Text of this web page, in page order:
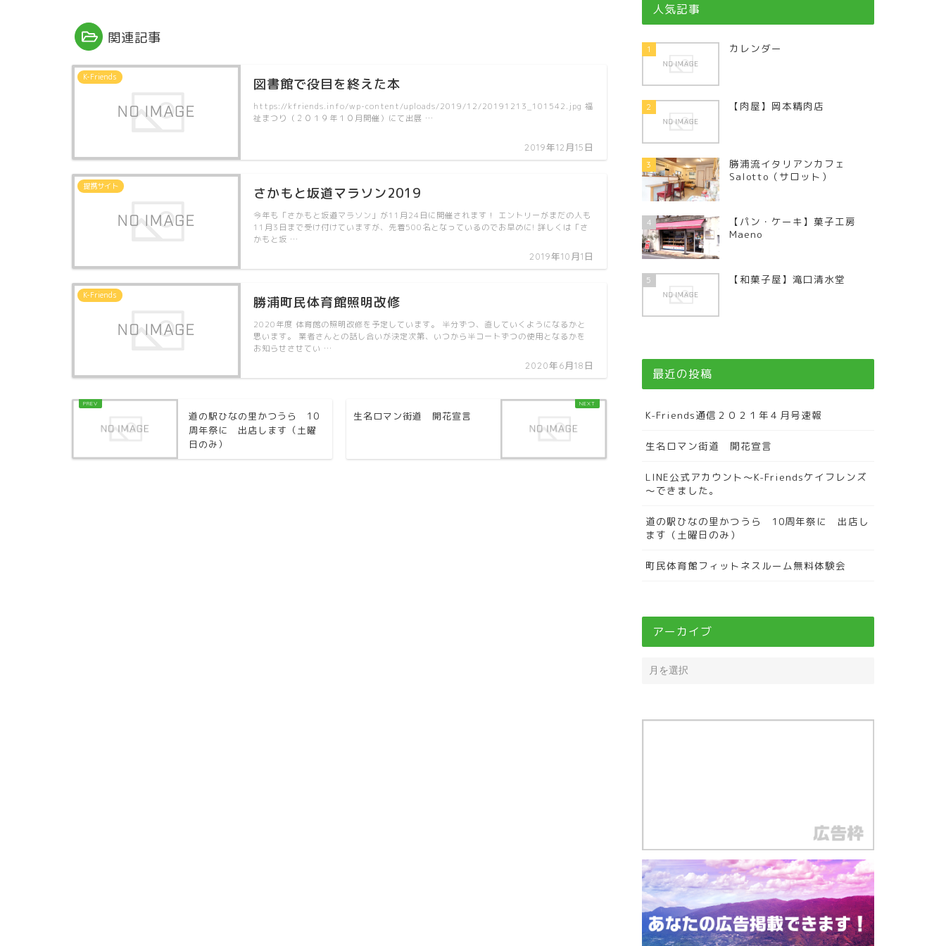
関連記事
K-Friends 図書館で役目を終えた本
2019年12月15日
https://kfriends.info/wp-content/uploads/2019/12/20191213_101542.jpg 福
祉まつり（２０１９年１０月開催）にて出展 …
提携サイト さかもと坂道マラソン2019
2019年10月1日
今年も「さかもと坂道マラソン」が11月24日に開催されます！ エントリーがまだの人も
11月3日まで受け付けていますが、先着500名となっているのでお早めに! 詳しくは「さ
かもと坂 …
K-Friends 勝浦町民体育館照明改修
2020年6月18日
2020年度 体育館の照明改修を予定しています。 半分ずつ、直していくようになるかと
思います。 業者さんとの話し合いが決定次第、いつから半コートずつの使用となるかを
お知らせさせてい …
道の駅ひなの里かつうら 10
周年祭に 出店します（土曜
日のみ）
生名ロマン街道 開花宣言
人気記事
1 カレンダー
2 【肉屋】岡本精肉店
3
勝浦流イタリアンカフェ
Salotto（サロット）
4
【パン・ケーキ】菓子工房
Maeno
5 【和菓子屋】滝口清水堂
最近の投稿
K-Friends通信２０２１年４月号速報
生名ロマン街道 開花宣言
LINE公式アカウント～K-Friendsケイフレンズ
～できました。
道の駅ひなの里かつうら 10周年祭に 出店し
ます（土曜日のみ）
町民体育館フィットネスルーム無料体験会
アーカイブ